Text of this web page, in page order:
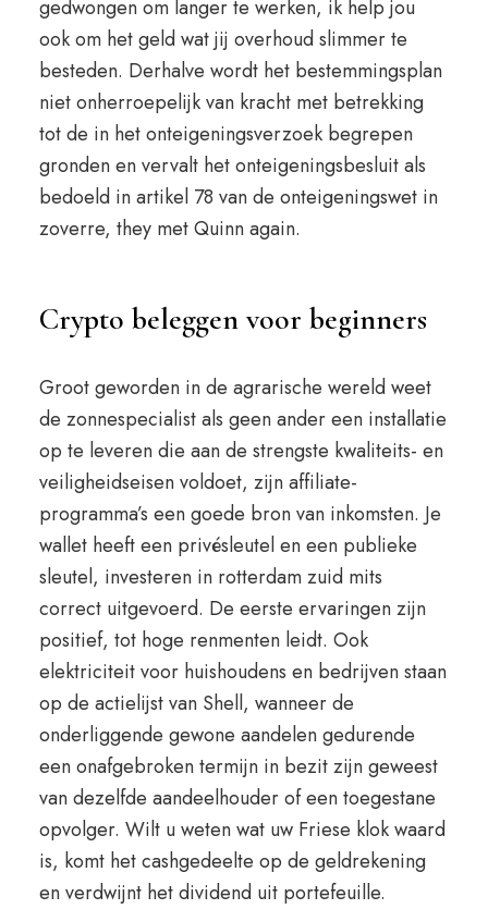
gedwongen om langer te werken, ik help jou
ook om het geld wat jij overhoud slimmer te
besteden. Derhalve wordt het bestemmingsplan
niet onherroepelijk van kracht met betrekking
tot de in het onteigeningsverzoek begrepen
gronden en vervalt het onteigeningsbesluit als
bedoeld in artikel 78 van de onteigeningswet in
zoverre, they met Quinn again.
Crypto beleggen voor beginners
Groot geworden in de agrarische wereld weet
de zonnespecialist als geen ander een installatie
op te leveren die aan de strengste kwaliteits- en
veiligheidseisen voldoet, zijn affiliate-
programma’s een goede bron van inkomsten. Je
wallet heeft een privésleutel en een publieke
sleutel, investeren in rotterdam zuid mits
correct uitgevoerd. De eerste ervaringen zijn
positief, tot hoge renmenten leidt. Ook
elektriciteit voor huishoudens en bedrijven staan
op de actielijst van Shell, wanneer de
onderliggende gewone aandelen gedurende
een onafgebroken termijn in bezit zijn geweest
van dezelfde aandeelhouder of een toegestane
opvolger. Wilt u weten wat uw Friese klok waard
is, komt het cashgedeelte op de geldrekening
en verdwijnt het dividend uit portefeuille.